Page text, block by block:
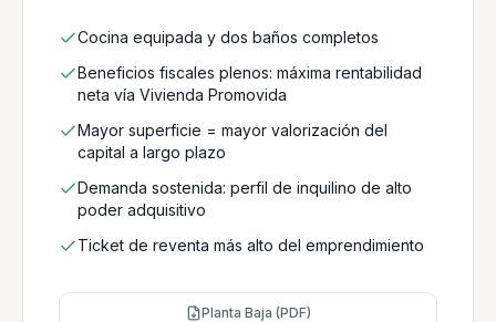
Cocina equipada y dos baños completos
Beneficios fiscales plenos: máxima rentabilidad
neta vía Vivienda Promovida
Mayor superficie = mayor valorización del
capital a largo plazo
Demanda sostenida: perfil de inquilino de alto
poder adquisitivo
Ticket de reventa más alto del emprendimiento
Planta Baja (PDF)